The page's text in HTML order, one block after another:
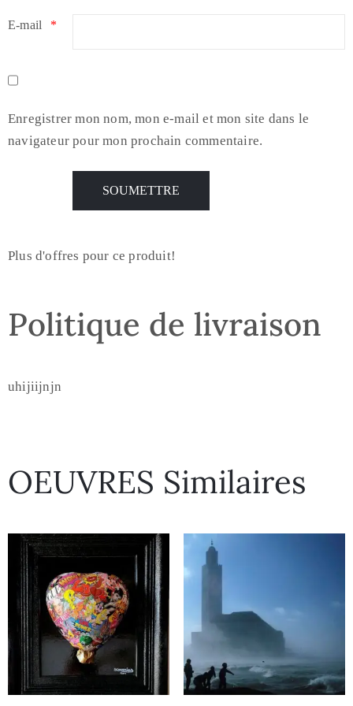
E-mail *
Enregistrer mon nom, mon e-mail et mon site dans le
navigateur pour mon prochain commentaire.
Plus d'offres pour ce produit!
Politique de livraison
uhijiijnjn
OEUVRES Similaires